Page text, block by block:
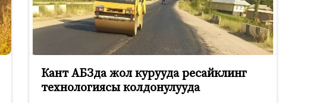
Кант АБЗда жол курууда ресайклинг
технологиясы колдонулууда